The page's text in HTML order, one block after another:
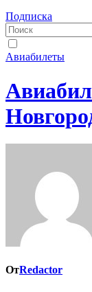
Подписка
Авиабилеты
ОтRedactor